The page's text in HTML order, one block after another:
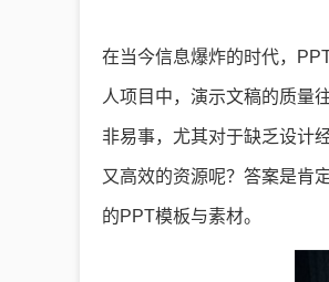
在当今信息爆炸的时代，
人项目中，演示文稿的质量
非易事，尤其对于缺乏设计
又高效的资源呢？答案是肯
的PPT模板与素材。